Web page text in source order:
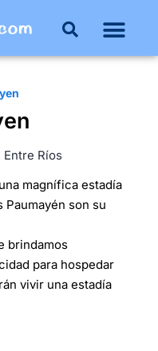
Entre Ríos
magnífica estadía
Paumayén son su
brindamos
para hospedar
vivir una estadía